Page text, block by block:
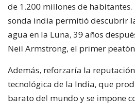
de 1.200 millones de habitantes.
sonda india permitió descubrir
agua en la Luna, 39 años
Neil Armstrong, el primer
Además, reforzaría la
tecnológica de la India, que
barato del mundo y se impone